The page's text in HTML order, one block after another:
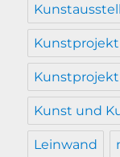
Kunstprojekt
Kunst und
Leinwand